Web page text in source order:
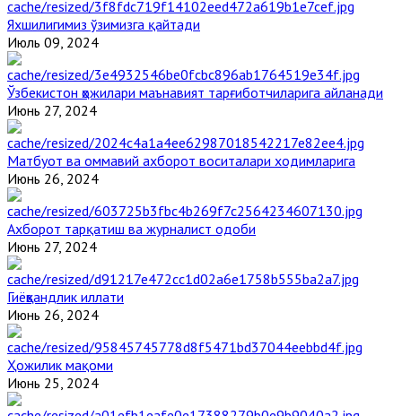
Яхшилигимиз ўзимизга қайтади
Июль 09, 2024
Ўзбекистон ҳожилари маънавият тарғиботчиларига айланади
Июнь 27, 2024
Матбуот ва оммавий ахборот воситалари ходимларига
Июнь 26, 2024
Ахборот тарқатиш ва журналист одоби
Июнь 27, 2024
Гиёҳвандлик иллати
Июнь 26, 2024
Ҳожилик мақоми
Июнь 25, 2024